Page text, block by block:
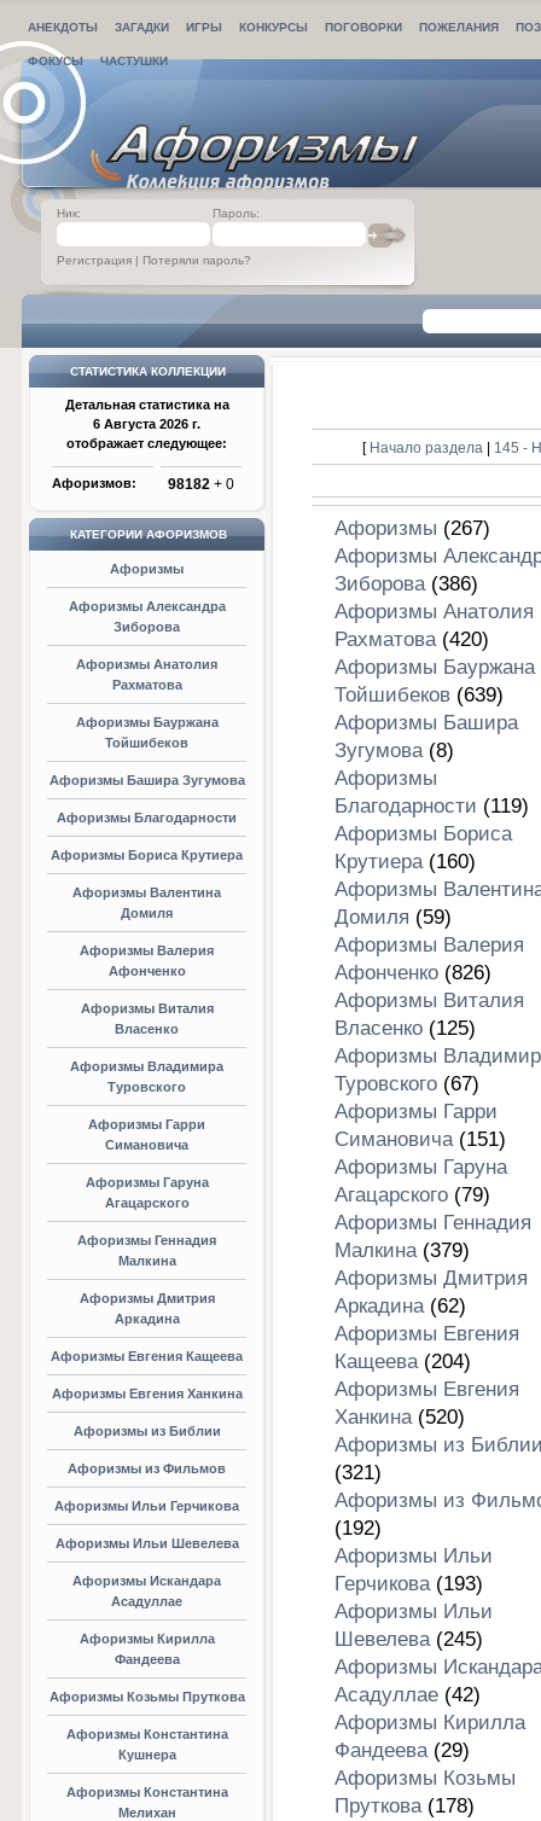
АНЕКДОТЫ ЗАГАДКИ ИГРЫ КОНКУРСЫ ПОГОВОРКИ ПОЖЕЛАНИЯ
ФОКУСЫ ЧАСТУШКИ
Ник: Пароль:
Регистрация | Потеряли пароль?
СТАТИСТИКА КОЛЛЕКЦИИ
Детальная статистика на
6 Августа 2026 г.
отображает следующее:
Афоризмов: 98182 + 0
КАТЕГОРИИ АФОРИЗМОВ
Афоризмы
Афоризмы Александра
Зиборова
Афоризмы Анатолия
Рахматова
Афоризмы Бауржана
Тойшибеков
Афоризмы Башира Зугумова
Афоризмы Благодарности
Афоризмы Бориса Крутиера
Афоризмы Валентина
Домиля
Афоризмы Валерия
Афонченко
Афоризмы Виталия
Власенко
Афоризмы Владимира
Туровского
Афоризмы Гарри
Симановича
Афоризмы Гаруна
Агацарского
Афоризмы Геннадия
Малкина
Афоризмы Дмитрия
Аркадина
Афоризмы Евгения Кащеева
Афоризмы Евгения Ханкина
Афоризмы из Библии
Афоризмы из Фильмов
Афоризмы Ильи Герчикова
Афоризмы Ильи Шевелева
Афоризмы Искандара
Асадуллае
Афоризмы Кирилла
Фандеева
Афоризмы Козьмы Пруткова
Афоризмы Константина
Кушнера
Афоризмы Константина
Мелихан
[ Начало раздела | 145 -
Афоризмы (267)
Афоризмы
Зиборова(386)
Афоризмы Анатолия
Рахматова(420)
Афоризмы Бауржана
Тойшибеков(639)
Афоризмы Башира
Зугумова(8)
Афоризмы
Благодарности (119)
Афоризмы Бориса
Крутиера(160)
Афоризмы
Домиля (59)
Афоризмы Валерия
Афонченко(826)
Афоризмы Виталия
Власенко(125)
Афоризмы
Туровского(67)
Афоризмы Гарри
Симановича(151)
Афоризмы Гаруна
Агацарского(79)
Афоризмы Геннадия
Малкина(379)
Афоризмы Дмитрия
Аркадина(62)
Афоризмы Евгения
Кащеева(204)
Афоризмы Евгения
Ханкина(520)
Афоризмы из
(321)
Афоризмы из
(192)
Афоризмы Ильи
Герчикова(193)
Афоризмы Ильи
Шевелева(245)
Афоризмы
Асадуллае(42)
Афоризмы Кирилла
Фандеева(29)
Афоризмы Козьмы
Пруткова(178)